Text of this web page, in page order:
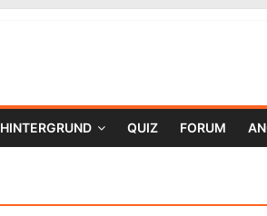
HINTERGRUND QUIZ FORUM